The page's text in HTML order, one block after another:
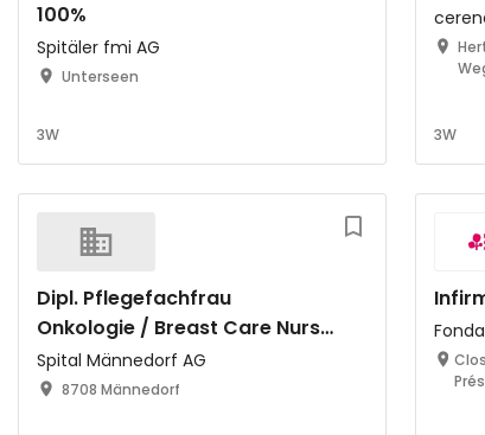
100%
Spitäler fmi AG
Unterseen
3W 3W
Dipl. Pflegefachfrau
Onkologie / Breast Care Nurse
50-80% (m/w/d)
Spital Männedorf AG
8708 Männedorf